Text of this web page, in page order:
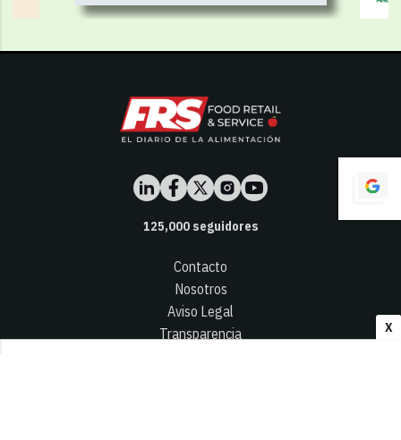
X
125,000seguidores
Contacto
Nosotros
Aviso Legal
Transparencia